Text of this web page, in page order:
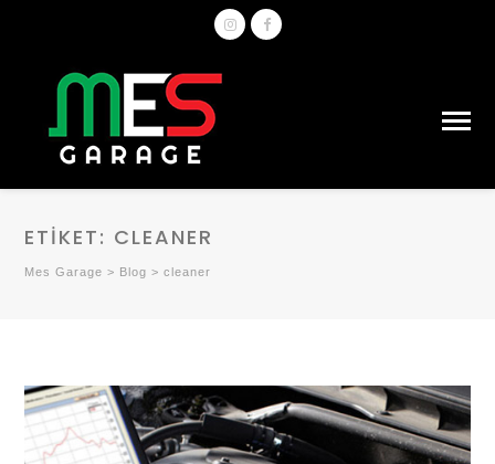
ETIKET: CLEANER
Mes Garage > Blog >cleaner